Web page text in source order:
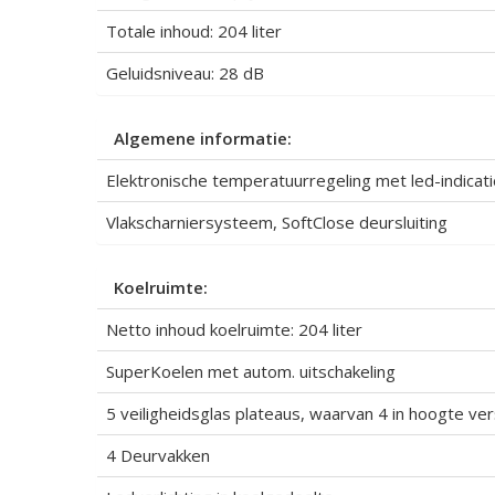
Totale inhoud: 204 liter
Geluidsniveau: 28 dB
Algemene informatie:
Elektronische temperatuurregeling met led-
Vlakscharniersysteem, SoftClose deursluiting
Koelruimte:
Netto inhoud koelruimte: 204 liter
SuperKoelen met autom. uitschakeling
5 veiligheidsglas plateaus, waarvan 4 in hoogte
4 Deurvakken